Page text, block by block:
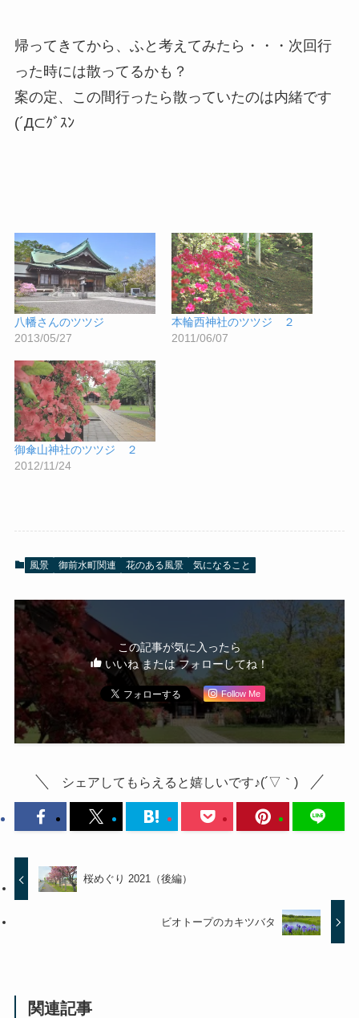
帰ってきてから、ふと考えてみたら・・・次回行
った時には散ってるかも？
案の定、この間行ったら散っていたのは内緒です
(´Д⊂ｸﾞｽﾝ
八幡さんのツツジ
2013/05/27
本輪西神社のツツジ ２
2011/06/07
御傘山神社のツツジ ２
2012/11/24
風景 御前水町関連 花のある風景 気になること
この記事が気に入ったら
いいね または フォローしてね！
Follow Me
シェアしてもらえると嬉しいです♪(´▽｀)
桜めぐり 2021（後編）
ビオトープのカキツバタ
関連記事